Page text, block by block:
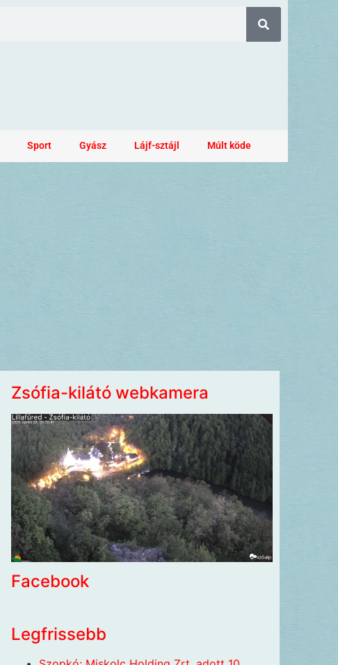
Sport Gyász Lájf-sztájl Múlt köde
Zsófia-kilátó webkamera
Facebook
Legfrissebb